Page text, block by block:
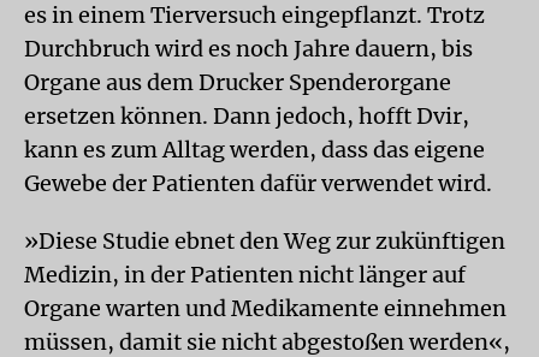
es in einem Tierversuch eingepflanzt. Trotz
Durchbruch wird es noch Jahre dauern, bis
Organe aus dem Drucker Spenderorgane
ersetzen können. Dann jedoch, hofft Dvir,
kann es zum Alltag werden, dass das eigene
Gewebe der Patienten dafür verwendet wird.
»Diese Studie ebnet den Weg zur zukünftigen
Medizin, in der Patienten nicht länger auf
Organe warten und Medikamente einnehmen
müssen, damit sie nicht abgestoßen werden«,